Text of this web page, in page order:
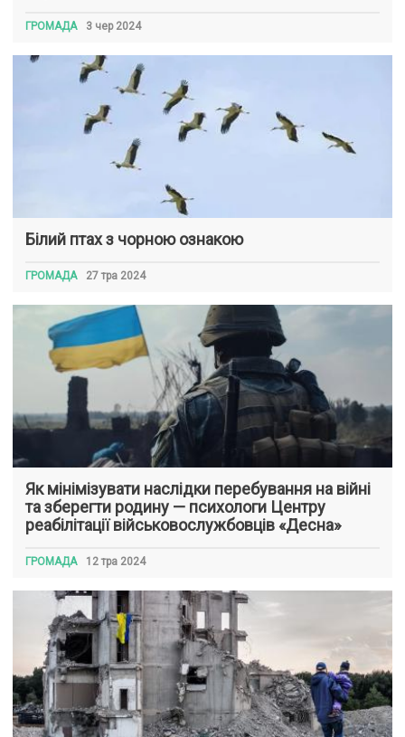
ГРОМАДА 3 чер 2024
Білий птах з чорною ознакою
ГРОМАДА 27 тра 2024
Як мінімізувати наслідки перебування на війні
та зберегти родину — психологи Центру
реабілітації військовослужбовців «Десна»
ГРОМАДА 12 тра 2024